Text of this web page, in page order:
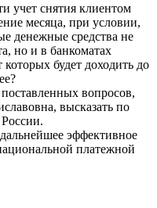
учет снятия клиентом
месяца, при условии,
денежные средства не
но и в банкоматах
будет доходить до
вопросов,
высказать по
эффективное
платежной